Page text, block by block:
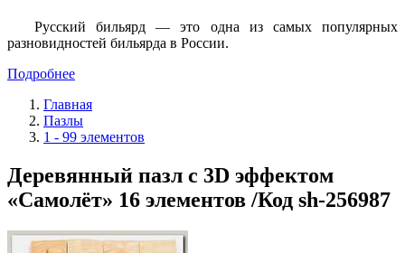
Русский бильярд — это одна из самых популярных
разновидностей бильярда в России.
Подробнее
Главная
Пазлы
1 - 99 элементов
Деревянный пазл с 3D эффектом
«Самолёт» 16 элементов /Код sh-256987